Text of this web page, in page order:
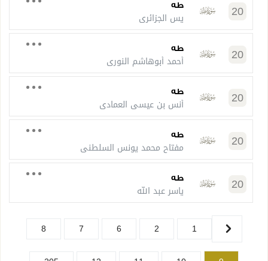
20 طه
يس الجزائري
20 طه
أحمد أبوهاشم النورى
20 طه
أنس بن عيسى العمادي
20 طه
مفتاح محمد يونس السلطنى
20 طه
ياسر عبد الله
1
2
6
7
8